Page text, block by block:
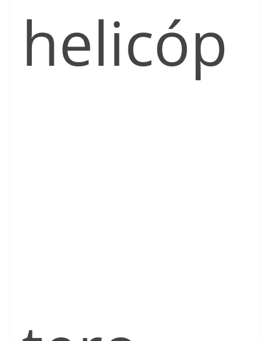
helicóp